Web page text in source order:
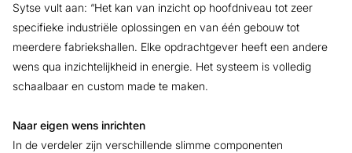
Sytse vult aan: “Het kan van inzicht op hoofdniveau tot zeer
specifieke industriële oplossingen en van één gebouw tot
meerdere fabriekshallen. Elke opdrachtgever heeft een andere
wens qua inzichtelijkheid in energie. Het systeem is volledig
schaalbaar en custom made te maken.
Naar eigen wens inrichten
In de verdeler zijn verschillende slimme componenten